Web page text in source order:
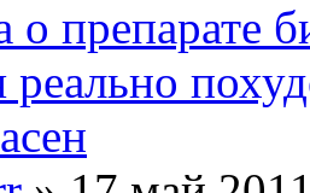
препарате
реально